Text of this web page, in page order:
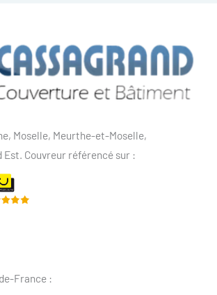
Moselle, Meurthe-et-Moselle,
Est. Couvreur référencé sur :
France :